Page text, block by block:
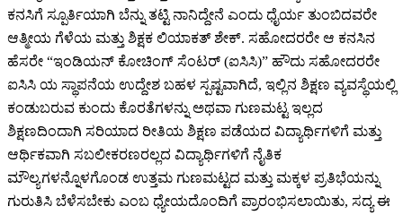
ಕನಸಿಗೆ ಸ್ಪೂರ್ತಿಯಾಗಿ ಬೆನ್ನು ತಟ್ಟಿ ನಾನಿದ್ದೇನೆ ಎಂದು ಧೈರ್ಯ ತುಂಬಿದವರೇ
ಆತ್ಮೀಯ ಗೆಳೆಯ ಮತ್ತು ಶಿಕ್ಷಕ ಲಿಯಾಕತ್ ಶೇಕ್. ಸಹೋದರರೇ ಆ ಕನಸಿನ
ಹೆಸರೇ “ಇಂಡಿಯನ್ ಕೋಚಿಂಗ್ ಸೆಂಟರ್ (ಐಸಿಸಿ)” ಹೌದು ಸಹೋದರರೇ
ಐಸಿಸಿ ಯ ಸ್ಥಾಪನೆಯ ಉದ್ದೇಶ ಬಹಳ ಸ್ಪಷ್ಟವಾಗಿದೆ, ಇಲ್ಲಿನ ಶಿಕ್ಷಣ ವ್ಯವಸ್ಥೆಯಲ್ಲಿ
ಕಂಡುಬರುವ ಕುಂದು ಕೊರತೆಗಳನ್ನು ಅಥವಾ ಗುಣಮಟ್ಟ ಇಲ್ಲದ
ಶಿಕ್ಷಣದಿಂದಾಗಿ ಸರಿಯಾದ ರೀತಿಯ ಶಿಕ್ಷಣ ಪಡೆಯದ ವಿದ್ಯಾರ್ಥಿಗಳಿಗೆ ಮತ್ತು
ಆರ್ಥಿಕವಾಗಿ ಸಬಲೀಕರಣರಲ್ಲದ ವಿದ್ಯಾರ್ಥಿಗಳಿಗೆ ನೈತಿಕ
ಮೌಲ್ಯಗಳನ್ನೊಳಗೊಂಡ ಉತ್ತಮ ಗುಣಮಟ್ಟದ ಮತ್ತು ಮಕ್ಕಳ ಪ್ರತಿಭೆಯನ್ನು
ಗುರುತಿಸಿ ಬೆಳೆಸಬೇಕು ಎಂಬ ಧ್ಯೇಯದೊಂದಿಗೆ ಪ್ರಾರಂಭಿಸಲಾಯಿತು, ಸದ್ಯ ಈ